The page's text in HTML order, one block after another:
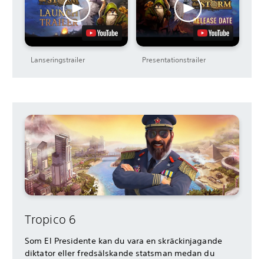
Lanseringstrailer Presentationstrailer
Tropico 6
Som El Presidente kan du vara en skräckinjagande
diktator eller fredsälskande statsman medan du